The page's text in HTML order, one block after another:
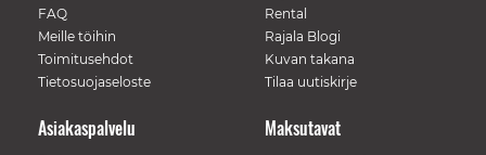
FAQ
Meille töihin
Toimitusehdot
Tietosuojaseloste
Rental
Rajala Blogi
Kuvan takana
Tilaa uutiskirje
Maksutavat
Asiakaspalvelu